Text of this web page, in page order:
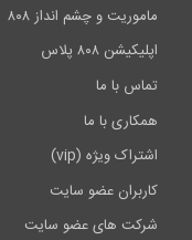
ماموریت و چشم انداز ۸۰۸
اپلیکیشن ۸۰۸ پلاس
تماس با ما
همکاری با ما
اشتراک ویژه (vip)
کاربران عضو سایت
شرکت های عضو سایت